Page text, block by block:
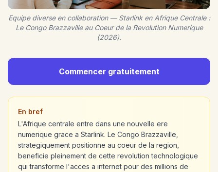
Equipe diverse en collaboration — Starlink en Afrique Centrale :
Le Congo Brazzaville au Coeur de la Revolution Numerique
(2026).
Commencer gratuitement
En bref
L'Afrique centrale entre dans une nouvelle ere
numerique grace a Starlink. Le Congo Brazzaville,
strategiquement positionne au coeur de la region,
beneficie pleinement de cette revolution technologique
qui transforme l'acces a internet pour des millions de